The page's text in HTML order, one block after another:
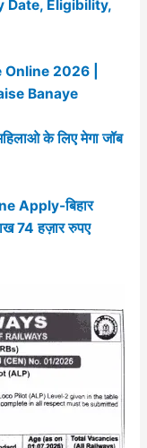
Date, Eligibility,
2026 |
Banaye
के लिए मेगा जॉब
Apply-बिहार
74 हज़ार रुपए